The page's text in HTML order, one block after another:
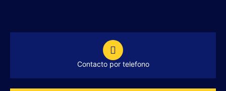
Contacto por telefono